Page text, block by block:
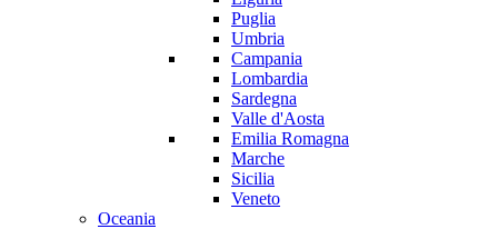
Puglia
Umbria
Campania
Lombardia
Sardegna
Valle d'Aosta
Emilia Romagna
Marche
Sicilia
Veneto
Oceania